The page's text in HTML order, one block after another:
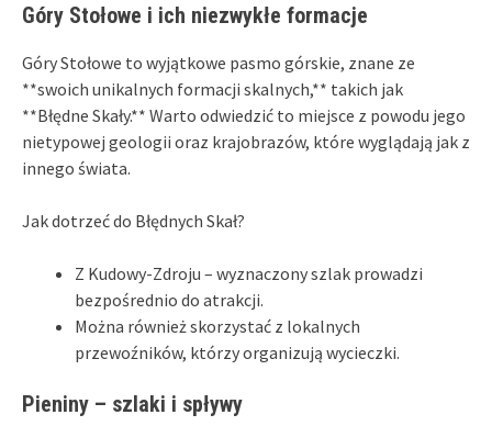
Góry Stołowe i ich niezwykłe formacje
Góry Stołowe to wyjątkowe pasmo górskie, znane ze
**swoich unikalnych formacji skalnych,** takich jak
**Błędne Skały.** Warto odwiedzić to miejsce z powodu jego
nietypowej geologii oraz krajobrazów, które wyglądają jak z
innego świata.
Jak dotrzeć do Błędnych Skał?
Z Kudowy-Zdroju – wyznaczony szlak prowadzi
bezpośrednio do atrakcji.
Można również skorzystać z lokalnych
przewoźników, którzy organizują wycieczki.
Pieniny – szlaki i spływy